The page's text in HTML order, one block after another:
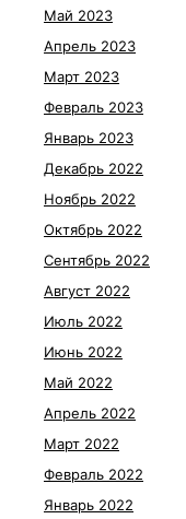
Май 2023
Апрель 2023
Март 2023
Февраль 2023
Январь 2023
Декабрь 2022
Ноябрь 2022
Октябрь 2022
Сентябрь 2022
Август 2022
Июль 2022
Июнь 2022
Май 2022
Апрель 2022
Март 2022
Февраль 2022
Январь 2022